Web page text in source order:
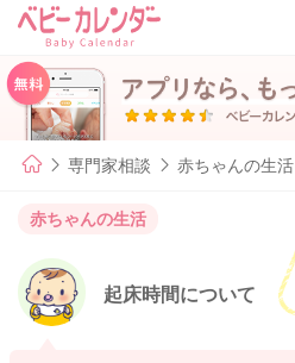
専門家相談 赤ちゃんの生活
赤ちゃんの生活
起床時間について